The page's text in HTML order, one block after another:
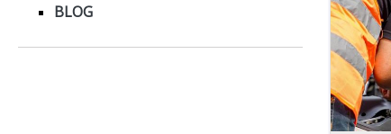
BLOG